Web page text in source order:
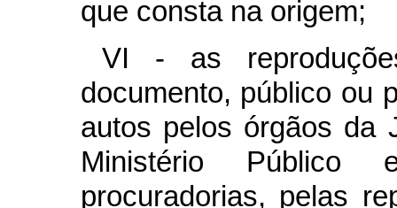
que consta na origem;
VI - as
documento, público ou
autos pelos órgãos da
Ministério Público
procuradorias, pelas